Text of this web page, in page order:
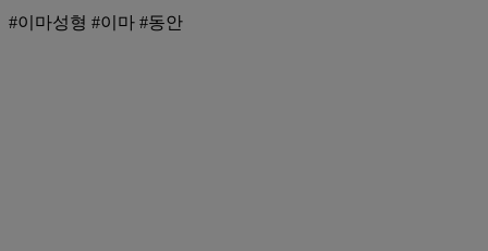
#이마성형 #이마 #동안